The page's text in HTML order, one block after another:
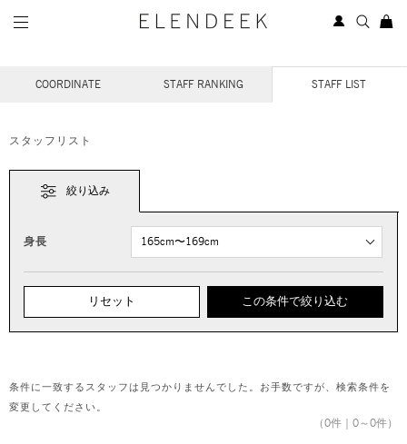
STAFF COORDINATE
COORDINATE STAFF RANKING STAFF LIST
スタッフリスト
絞り込み
身長
リセット この条件で絞り込む
条件に一致するスタッフは見つかりませんでした。お手数ですが、検索条件を
変更してください。
（0件｜ 0～0件）